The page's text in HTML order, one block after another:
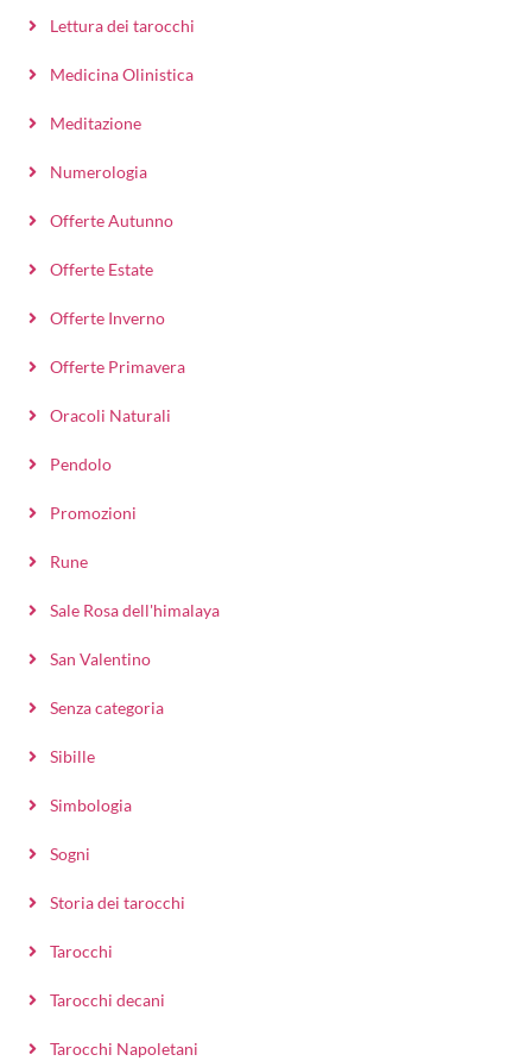
Lettura dei tarocchi
Medicina Olinistica
Meditazione
Numerologia
Offerte Autunno
Offerte Estate
Offerte Inverno
Offerte Primavera
Oracoli Naturali
Pendolo
Promozioni
Rune
Sale Rosa dell'himalaya
San Valentino
Senza categoria
Sibille
Simbologia
Sogni
Storia dei tarocchi
Tarocchi
Tarocchi decani
Tarocchi Napoletani